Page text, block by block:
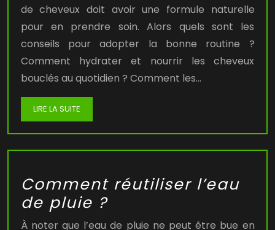
de cheveux doit avoir une formule naturelle
pour en prendre soin. Alors quels sont les
conseils pour adopter la bonne routine ?
Comment hydrater et nourrir les cheveux
bouclés au quotidien ? Comment les…
LIRE LA SUITE
Comment réutiliser l’eau
de pluie ?
À noter que l’eau de pluie ne peut être bue en